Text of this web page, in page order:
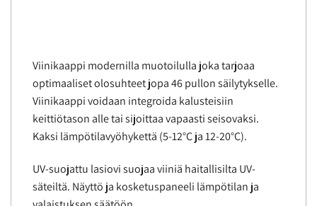
Viinikaappi modernilla muotoilulla joka tarjoaa
optimaaliset olosuhteet jopa 46 pullon säilytykselle.
Viinikaappi voidaan integroida kalusteisiin
keittiötason alle tai sijoittaa vapaasti seisovaksi.
Kaksi lämpötilavyöhykettä (5-12°C ja 12-20°C).
UV-suojattu lasiovi suojaa viiniä haitallisilta UV-
säteiltä. Näyttö ja kosketuspaneeli lämpötilan ja